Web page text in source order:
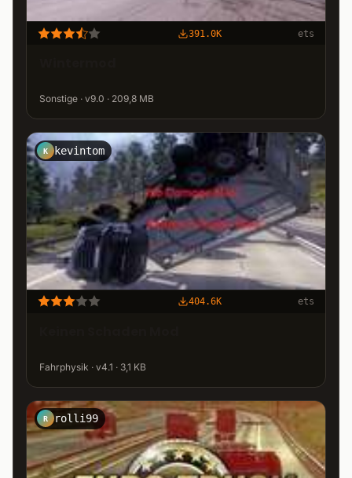
391.0K ets
Sonstige · v9.0 · 209,8 MB
K kevintom
404.6K ets
Fahrphysik · v4.1 · 3,1 KB
R rolli99